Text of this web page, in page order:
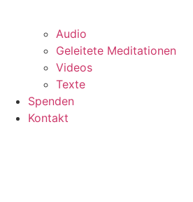
Audio
Geleitete Meditationen
Videos
Texte
Spenden
Kontakt